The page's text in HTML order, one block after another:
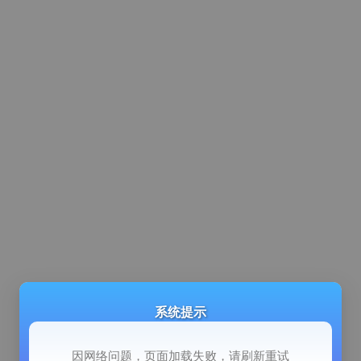
系统提示
因网络问题，页面加载失败，请刷新重试